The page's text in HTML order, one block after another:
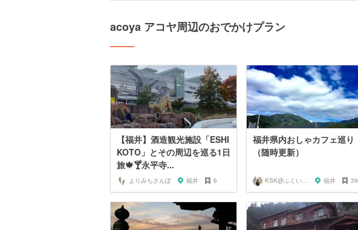
acoya アコヤ周辺のおでかけプラン
【福井】酒造観光施設「ESHI
KOTO」とその周辺を巡る1日
旅🍁🍸永平寺...
よりみちさんぽ 福井 6
福井県内おしゃカフェ巡り
（随時更新）
KSK@ふくい旅グラファー 福井 39